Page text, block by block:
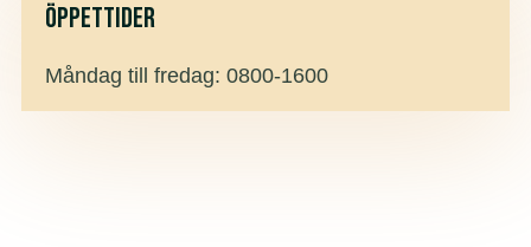
Öppettider
Måndag till fredag: 0800-1600